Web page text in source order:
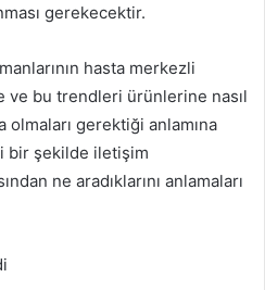
gerekecektir.
hasta merkezli
ve bu trendleri ürünlerine nasıl
gerektiği anlamına
bir şekilde iletişim
ne aradıklarını anlamaları